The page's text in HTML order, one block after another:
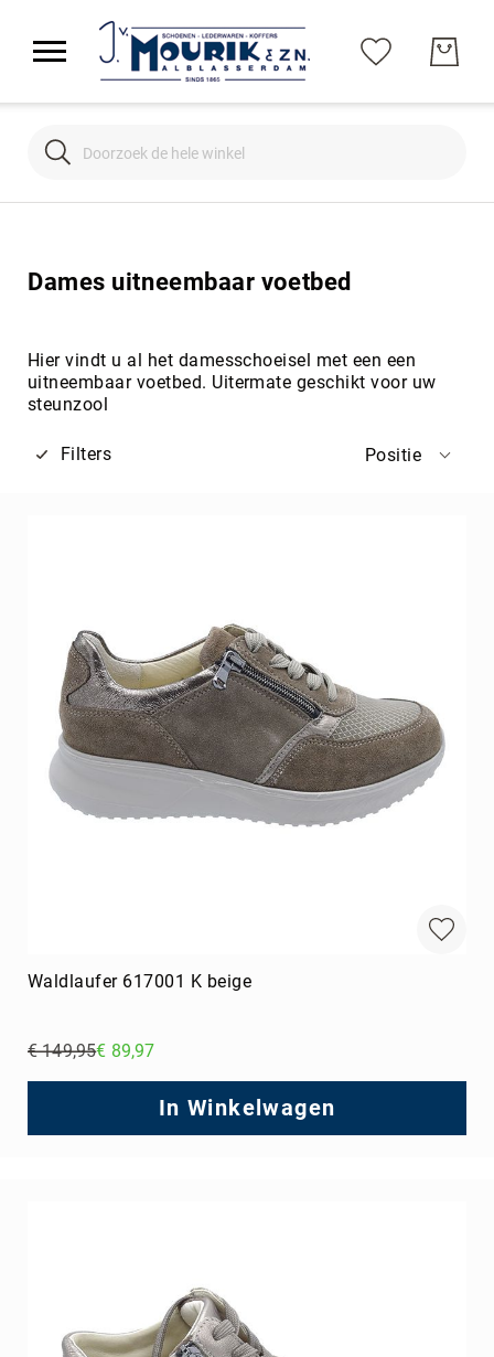
Search
Dames uitneembaar voetbed
Hier vindt u al het damesschoeisel met een een
uitneembaar voetbed. Uitermate geschikt voor uw
steunzool
Filters Positie
Waldlaufer 617001 K beige
€ 149,95€ 89,97
In Winkelwagen